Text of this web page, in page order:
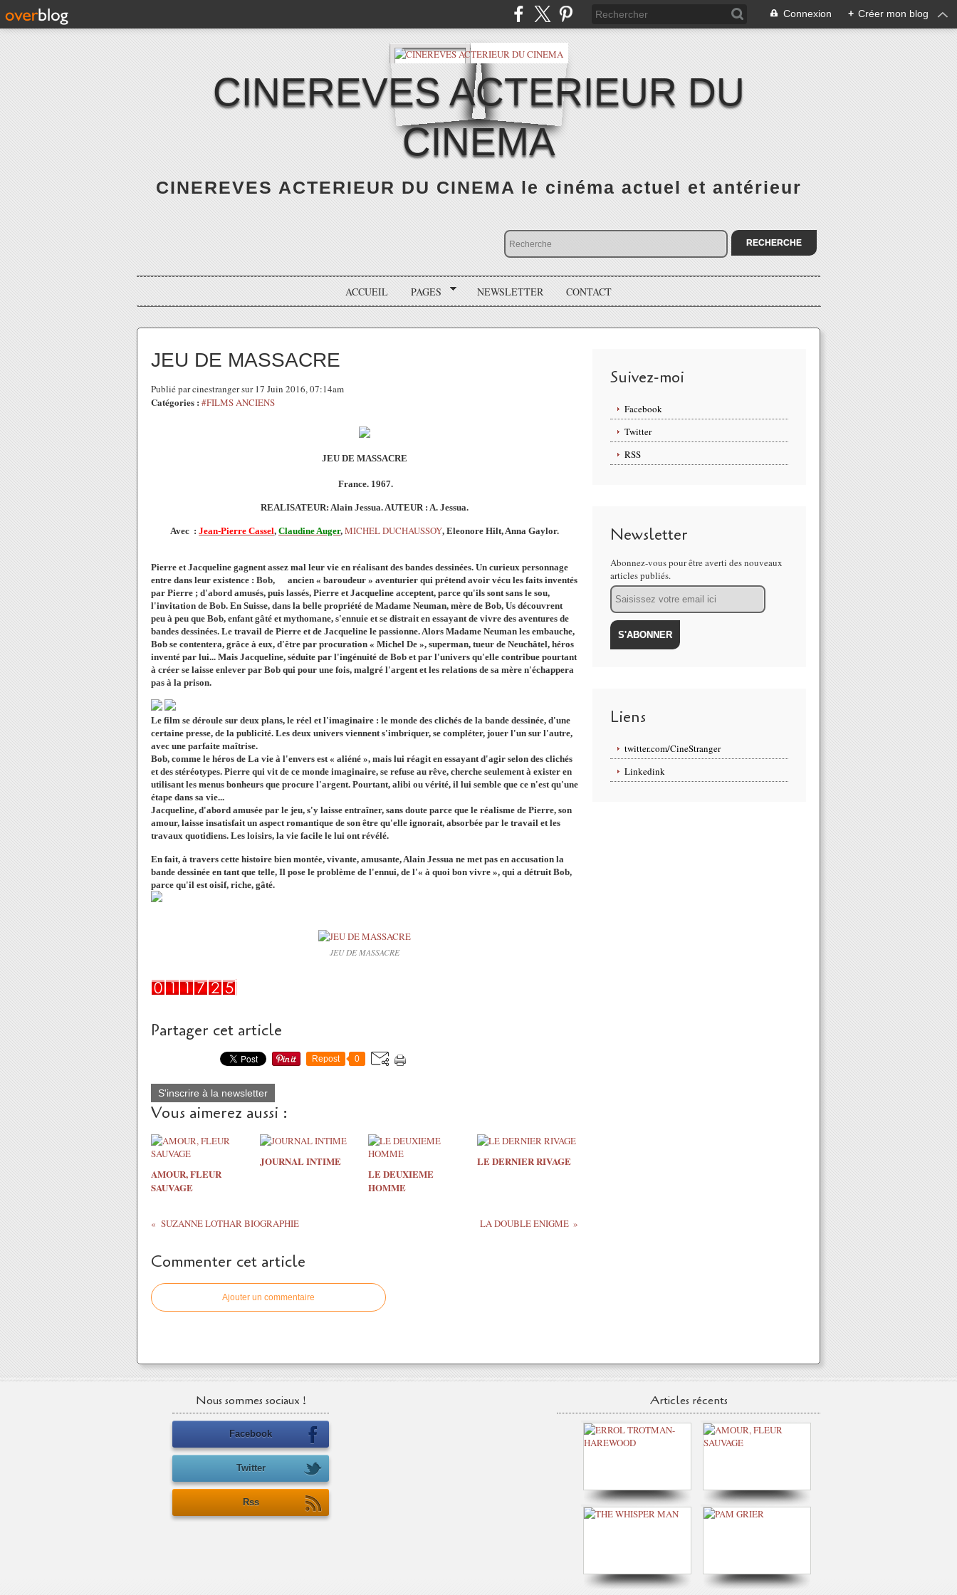
Connexion + Créer mon blog
CINEREVES ACTERIEUR DU
CINEMA
CINEREVES ACTERIEUR DU CINEMA le cinéma actuel et antérieur
ACCUEIL PAGES NEWSLETTER CONTACT
JEU DE MASSACRE
Publié par cinestranger sur 17 Juin 2016, 07:14am
Catégories : #FILMS ANCIENS
JEU DE MASSACRE
France. 1967.
REALISATEUR: Alain Jessua. AUTEUR : A. Jessua.
Avec : Jean-Pierre Cassel, Claudine Auger, MICHEL DUCHAUSSOY, Eleonore Hilt, Anna Gaylor.
Pierre et Jacqueline gagnent assez mal leur vie en réalisant des bandes dessinées. Un curieux personnage
entre dans leur existence : Bob, ancien « baroudeur » aventurier qui prétend avoir vécu les faits inventés
par Pierre ; d'abord amusés, puis lassés, Pierre et Jacqueline acceptent, parce qu'ils sont sans le sou,
l'invitation de Bob. En Suisse, dans la belle propriété de Madame Neuman, mère de Bob, Us découvrent
peu à peu que Bob, enfant gâté et mythomane, s'ennuie et se distrait en essayant de vivre des aventures de
bandes dessinées. Le travail de Pierre et de Jacqueline le passionne. Alors Madame Neuman les embauche,
Bob se contentera, grâce à eux, d'être par procuration « Michel De », superman, tueur de Neuchâtel, héros
inventé par lui... Mais Jacqueline, séduite par l'ingénuité de Bob et par l'univers qu'elle contribue pourtant
à créer se laisse enlever par Bob qui pour une fois, malgré l'argent et les relations de sa mère n'échappera
pas à la prison.
Le film se déroule sur deux plans, le réel et l'imaginaire : le monde des clichés de la bande dessinée, d'une
certaine presse, de la publicité. Les deux univers viennent s'imbriquer, se compléter, jouer l'un sur l'autre,
avec une parfaite maîtrise.
Bob, comme le héros de La vie à l'envers est « aliéné », mais lui réagit en essayant d'agir selon des clichés
et des stéréotypes. Pierre qui vit de ce monde imaginaire, se refuse au rêve, cherche seulement à exister en
utilisant les menus bonheurs que procure l'argent. Pourtant, alibi ou vérité, il lui semble que ce n'est qu'une
étape dans sa vie...
Jacqueline, d'abord amusée par le jeu, s'y laisse entraîner, sans doute parce que le réalisme de Pierre, son
amour, laisse insatisfait un aspect romantique de son être qu'elle ignorait, absorbée par le travail et les
travaux quotidiens. Les loisirs, la vie facile le lui ont révélé.
En fait, à travers cette histoire bien montée, vivante, amusante, Alain Jessua ne met pas en accusation la
bande dessinée en tant que telle, Il pose le problème de l'ennui, de l'« à quoi bon vivre », qui a détruit Bob,
parce qu'il est oisif, riche, gâté.
JEU DE MASSACRE
Partager cet article
Repost 0
S'inscrire à la newsletter
Vous aimerez aussi :
AMOUR, FLEUR
SAUVAGE
JOURNAL INTIME
LE DEUXIEME
HOMME
LE DERNIER RIVAGE
SUZANNE LOTHAR BIOGRAPHIE LA DOUBLE ENIGME
Commenter cet article
Ajouter un commentaire
Suivez-moi
Facebook
Twitter
RSS
Newsletter
Abonnez-vous pour être averti des nouveaux
articles publiés.
Email
Liens
twitter.com/CineStranger
Linkedink
Nous sommes sociaux !
Facebook
Twitter
Rss
Articles récents